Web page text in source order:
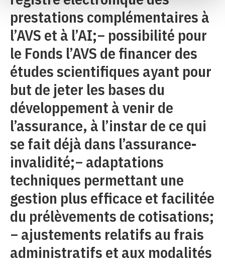
prestations complémentaires à
l’AVS et à l’AI;− possibilité pour
le Fonds l’AVS de financer des
études scientifiques ayant pour
but de jeter les bases du
développement à venir de
l’assurance, à l’instar de ce qui
se fait déjà dans l’assurance-
invalidité;− adaptations
techniques permettant une
gestion plus efficace et facilitée
du prélèvements de cotisations;
− ajustements relatifs au frais
administratifs et aux modalités